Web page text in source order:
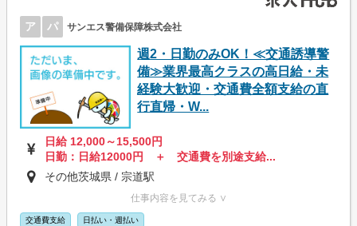
ア パ サンエス警備保障株式会社
週2・日勤のみOK！≪交通誘導警
備≫業界最高クラスの高日給・未
経験大歓迎・交通費全額支給の直
行直帰・W...
日給 12,000～15,500円
日勤：日給12000円 ＋ 交通費を別途支給...
その他茨城県 / 宗道駅
仕事内容を見てみる ∨
交通費支給 日払い・週払い